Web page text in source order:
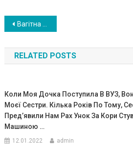
Навигация
по
записям
Вагітна жінка наполегливо твердила, що її ще ненароджений син — це диво. Лікарі не вірили, поки вона не народила. ФОТО
RELATED POSTS
Коли Моя Дочка Поступила В ВУЗ,
Моєї Сестри. Кілька Років По Тому,
Пред’явили Нам Рах Унок За Кори
Машиною …
12.01.2022 admin